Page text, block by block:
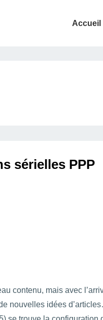
Accueil
sérielles PPP
contenu, mais avec
nouvelles idées